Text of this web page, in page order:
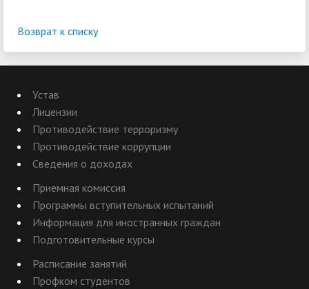
Возврат к списку
Устав
Лицензии
Противодействие терроризму
Противодействие коррупции
Сведения о доходах
Приемная комиссия
Программы вступительных испытаний
Информация для иностранных граждан
Подготовительные курсы
Расписание занятий
Профком студентов